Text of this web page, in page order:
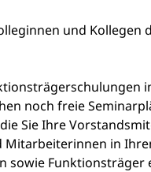
und Kollegen
noch freie
Sie Ihre
Mitarbeiterinnen in
sowie Funktionsträger